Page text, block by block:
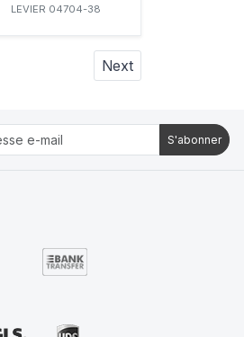
LEVIER 04704-38
Next
S'abonner